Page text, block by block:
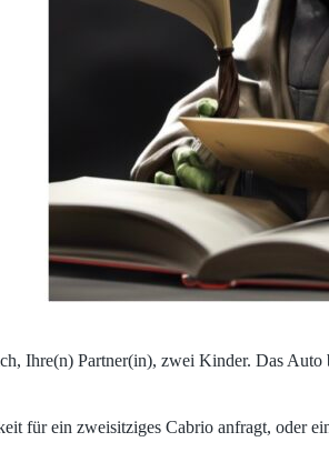
Ihre(n) Partner(in), zwei Kinder. Das
für ein zweisitziges Cabrio anfragt, oder